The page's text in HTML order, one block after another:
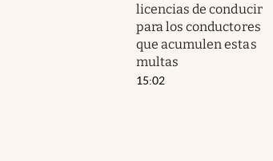
licencias de conducir
para los conductores
que acumulen estas
multas
15:02